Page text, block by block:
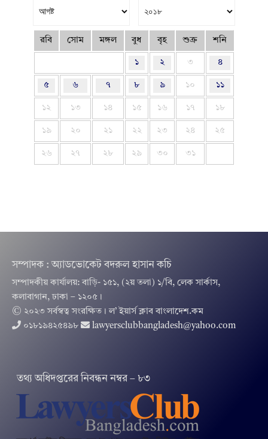
রবি সোম মঙ্গল বুধ বৃহ শুক্র শনি
১ ২ ৩ ৪
৫ ৬ ৭ ৮ ৯ ১০ ১১
১২ ১৩ ১৪ ১৫ ১৬ ১৭ ১৮
১৯ ২০ ২১ ২২ ২৩ ২৪ ২৫
২৬ ২৭ ২৮ ২৯ ৩০ ৩১
সম্পাদক : অ্যাডভোকেট বদরুল হাসান কচি
সম্পাদকীয় কার্যালয়: বাড়ি- ১৫১, (২য় তলা) ১/বি, লেক সার্কাস,
কলাবাগান, ঢাকা – ১২০৫।
© ২০২৩ সর্বস্বত্ব সংরক্ষিত । ল’ ইয়ার্স ক্লাব বাংলাদেশ.কম
০১৮১৯৪২৫৪৯৮
lawyersclubbangladesh@yahoo.com
তথ‌্য অ‌ধিদপ্ত‌রের নিবন্ধন নম্বর – ৮৩